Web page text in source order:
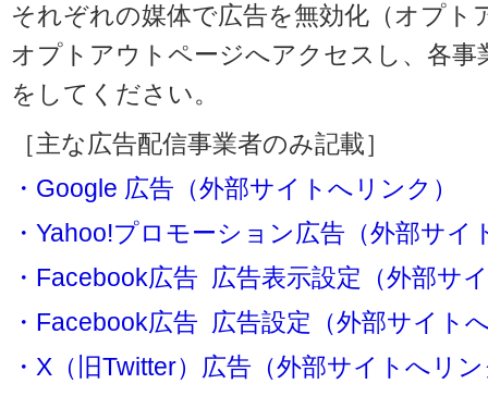
それぞれの媒体で広告を無効化（オプト
オプトアウトページへアクセスし、各
をしてください。
［主な広告配信事業者のみ記載］
・Google 広告（外部サイトへリンク）
・Yahoo!プロモーション広告（外部サイ
・Facebook広告 広告表示設定（外部サ
・Facebook広告 広告設定（外部サイト
・X（旧Twitter）広告（外部サイトへリ